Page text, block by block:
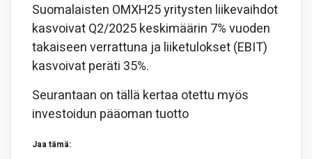
Suomalaisten OMXH25 yritysten liikevaihdot
kasvoivat Q2/2025 keskimäärin 7% vuoden
takaiseen verrattuna ja liiketulokset (EBIT)
kasvoivat peräti 35%.
Seurantaan on tällä kertaa otettu myös
investoidun pääoman tuotto
Jaa tämä: